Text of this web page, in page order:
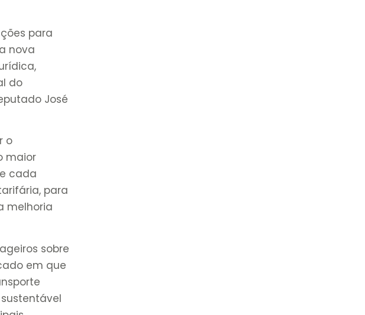
para
nova
do
José
o
maior
cada
para
melhoria
sobre
em que